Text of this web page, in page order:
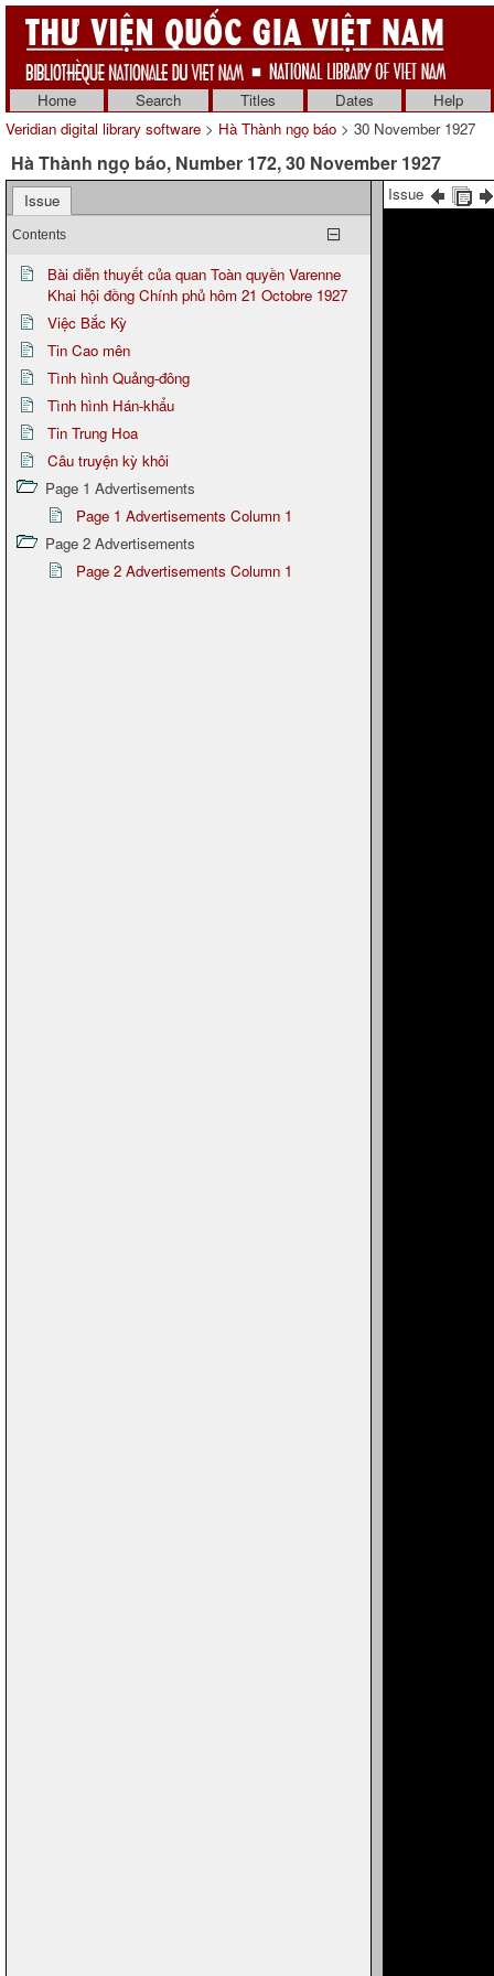
Home Search Titles Dates
Help
Veridian digital library software > Hà Thành ngọ báo > 30 November 1927
Hà Thành ngọ báo, Number 172, 30 November 1927
Issue
Contents
Bài diễn thuyết của quan Toàn quyền Varenne
Khai hội đồng Chính phủ hôm 21 Octobre 1927
Việc Bắc Kỳ
Tin Cao mên
Tình hình Quảng-đông
Tình hình Hán-khẩu
Tin Trung Hoa
Câu truyện kỳ khôi
Page 1 Advertisements
Page 1 Advertisements Column 1
Page 2 Advertisements
Page 2 Advertisements Column 1
Issue